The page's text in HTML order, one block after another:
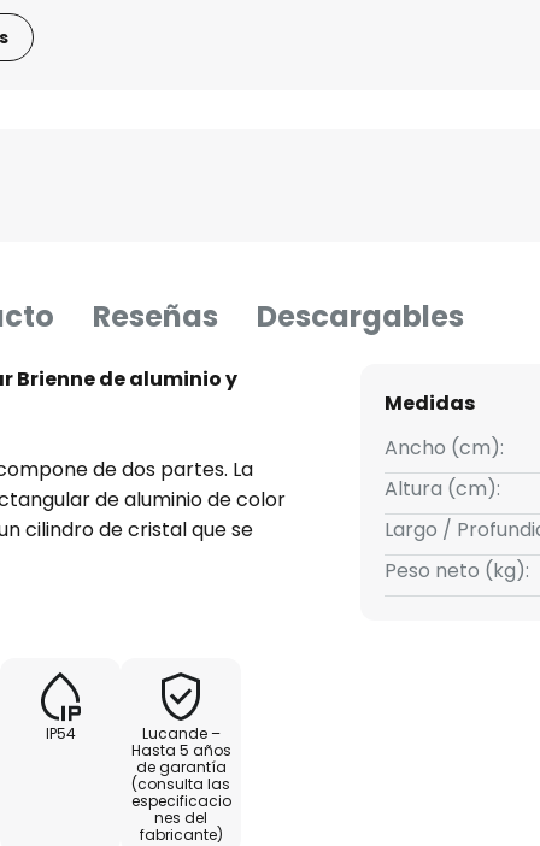
Reseñas Descargables
Brienne de aluminio y
de dos partes. La
de aluminio de color
cilindro de cristal que se
El cilindro protege la
Como bombillas son
moderno de la luminaria.
IP54
Lucande –
Hasta 5 años
de garantía
(consulta las
especificacio
nes del
fabricante)
Medidas
Ancho (cm):
Altura (cm):
Largo /
Peso neto (kg):